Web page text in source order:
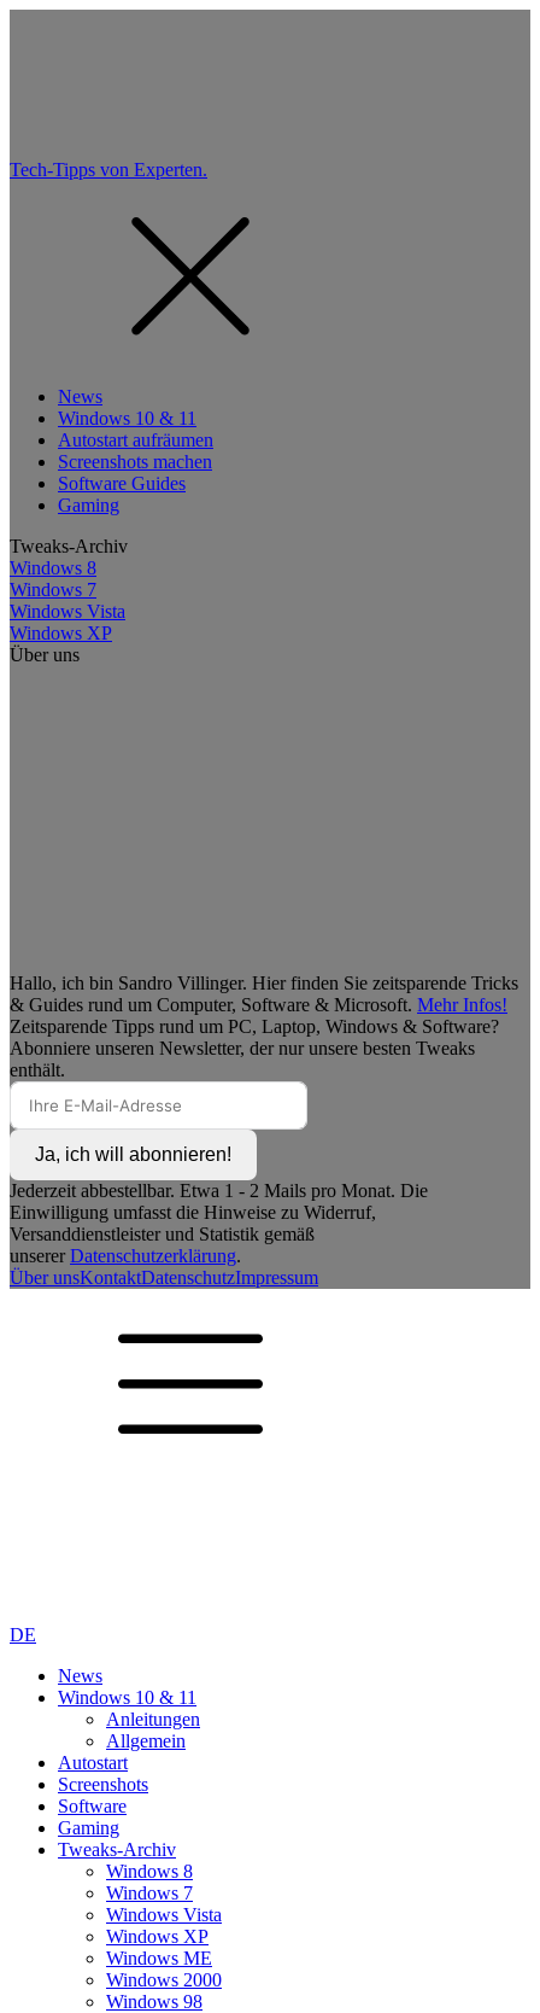
Tech-Tipps von Experten.
News
Windows 10 & 11
Autostart aufräumen
Screenshots machen
Software Guides
Gaming
Tweaks-Archiv
Windows 8
Windows 7
Windows Vista
Windows XP
Über uns
Hallo, ich bin Sandro Villinger. Hier finden Sie zeitsparende Tricks
& Guides rund um Computer, Software & Microsoft. Mehr Infos!
Zeitsparende Tipps rund um PC, Laptop, Windows & Software?
Abonniere unseren Newsletter, der nur unsere besten Tweaks
enthält.
Ja, ich will abonnieren!
Jederzeit abbestellbar. Etwa 1 - 2 Mails pro Monat. Die
Einwilligung umfasst die Hinweise zu Widerruf,
Versanddienstleister und Statistik gemäß
unsererDatenschutzerklärung.
Über unsKontaktDatenschutzImpressum
DE
News
Windows 10 & 11
Anleitungen
Allgemein
Autostart
Screenshots
Software
Gaming
Tweaks-Archiv
Windows 8
Windows 7
Windows Vista
Windows XP
Windows ME
Windows 2000
Windows 98